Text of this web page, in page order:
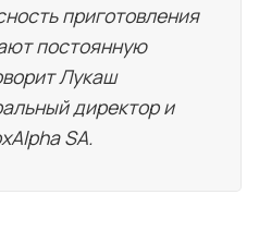
приготовления
постоянную
Лукаш
директор и
SA.